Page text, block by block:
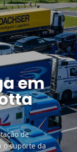
em
de
o suporte da